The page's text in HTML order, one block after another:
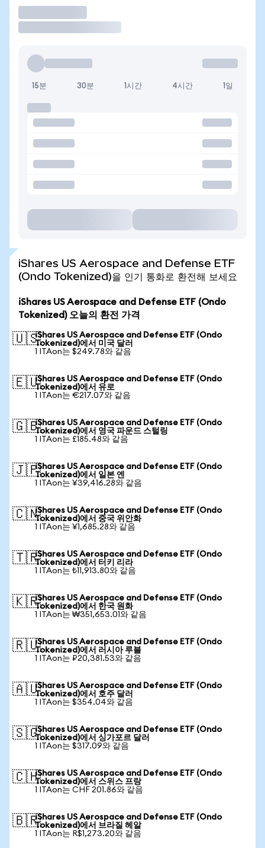
15분 30분 1시간 4시간 1일
iShares US Aerospace and Defense ETF
(Ondo Tokenized)을 인기 통화로 환전해 보세요
iShares US Aerospace and Defense ETF (Ondo
Tokenized) 오늘의 환전 가격
🇺🇸iShares US Aerospace and Defense ETF (Ondo
Tokenized)에서 미국 달러
1 ITAon는 $249.78와 같음
🇪🇺iShares US Aerospace and Defense ETF (Ondo
Tokenized)에서 유로
1 ITAon는 €217.07와 같음
🇬🇧iShares US Aerospace and Defense ETF (Ondo
Tokenized)에서 영국 파운드 스털링
1 ITAon는 £185.48와 같음
🇯🇵iShares US Aerospace and Defense ETF (Ondo
Tokenized)에서 일본 엔
1 ITAon는 ¥39,416.28와 같음
🇨🇳iShares US Aerospace and Defense ETF (Ondo
Tokenized)에서 중국 위안화
1 ITAon는 ¥1,685.28와 같음
🇹🇷iShares US Aerospace and Defense ETF (Ondo
Tokenized)에서 터키 리라
1 ITAon는 ₺11,913.80와 같음
🇰🇷iShares US Aerospace and Defense ETF (Ondo
Tokenized)에서 한국 원화
1 ITAon는 ₩351,653.01와 같음
🇷🇺iShares US Aerospace and Defense ETF (Ondo
Tokenized)에서 러시아 루블
1 ITAon는 ₽20,381.53와 같음
🇦🇺iShares US Aerospace and Defense ETF (Ondo
Tokenized)에서 호주 달러
1 ITAon는 $354.04와 같음
🇸🇬iShares US Aerospace and Defense ETF (Ondo
Tokenized)에서 싱가포르 달러
1 ITAon는 $317.09와 같음
🇨🇭iShares US Aerospace and Defense ETF (Ondo
Tokenized)에서 스위스 프랑
1 ITAon는 CHF 201.86와 같음
🇧🇷iShares US Aerospace and Defense ETF (Ondo
Tokenized)에서 브라질 헤알
1 ITAon는 R$1,273.20와 같음